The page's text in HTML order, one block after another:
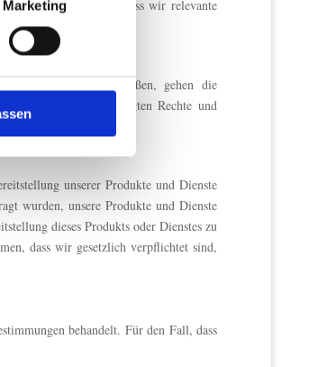
zu können
unserer
Marketinges vorkommen, dass wir relevante
Daten?“
Daten mit einschließen, gehen die
Richtlinie festgelegten Rechte und
unserer Produkte und Dienste
wurden, unsere Produkte und Dienste
dieses Produkts oder Dienstes zu
dass wir gesetzlich verpflichtet sind,
behandelt. Für den Fall, dass